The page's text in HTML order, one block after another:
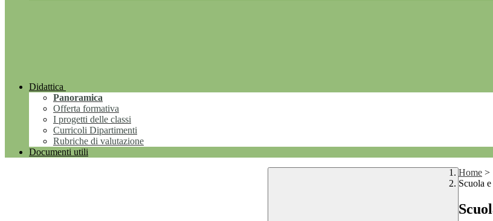
Didattica
Panoramica
Offerta formativa
I progetti delle classi
Curricoli Dipartimenti
Rubriche di valutazione
Documenti utili
Home >
Scuola